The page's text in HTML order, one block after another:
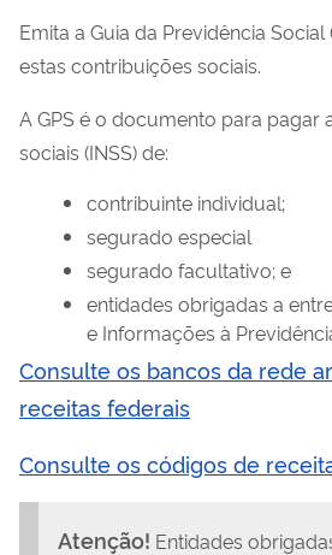
Emita a Guia da Previdência Social
estas contribuições sociais.
A GPS é o documento para pagar
sociais (INSS) de:
contribuinte individual;
segurado especial
segurado facultativo; e
entidades obrigadas a
e Informações à
Consulte os bancos da rede
receitas federais
Consulte os códigos de
Atenção! Entidades